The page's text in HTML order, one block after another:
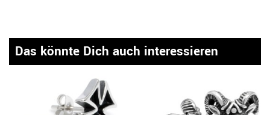
Das könnte Dich auch interessieren